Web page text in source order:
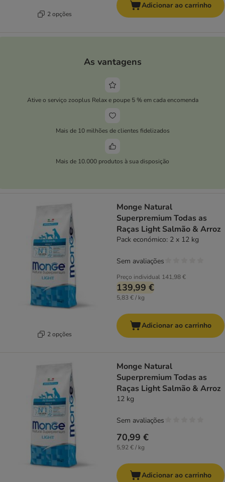
2 opções
Adicionar ao carrinho
As vantagens
Ative o serviço zooplus Relax e poupe 5 % em cada encomenda
Mais de 10 milhões de clientes fidelizados
Mais de 10.000 produtos à sua disposição
2 opções
Monge Natural
Superpremium Todas as
Raças Light Salmão & Arroz
Pack económico: 2 x 12 kg
Preço individual 141,98 €
139,99 €
5,83 € / kg
Sem avaliações
Adicionar ao carrinho
Monge Natural
Superpremium Todas as
Raças Light Salmão & Arroz
12 kg
70,99 €
5,92 € / kg
Sem avaliações
Adicionar ao carrinho